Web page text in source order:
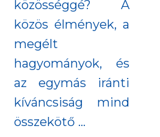
közösséggé? A
közös élmények, a
megélt
hagyományok, és
az egymás iránti
kíváncsiság mind
összekötő …